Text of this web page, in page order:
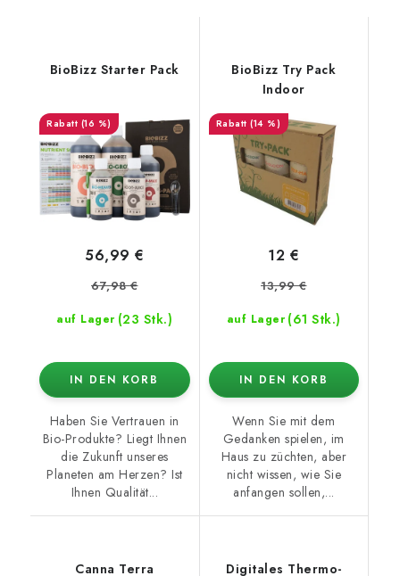
BioBizz Starter Pack
(16 %)
auf Lager (23 Stk.)
56,99 €
67,98 €
IN DEN KORB
Haben Sie Vertrauen in
Bio-Produkte? Liegt Ihnen
die Zukunft unseres
Planeten am Herzen? Ist
Ihnen Qualität...
BioBizz Try Pack
Indoor
(14 %)
auf Lager (61 Stk.)
12 €
13,99 €
IN DEN KORB
Wenn Sie mit dem
Gedanken spielen, im
Haus zu züchten, aber
nicht wissen, wie Sie
anfangen sollen,...
Canna Terra Digitales Thermo-